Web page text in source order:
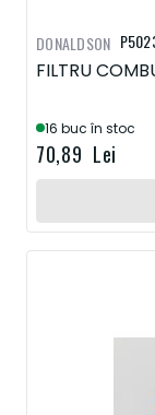
FILTRU
16 buc în stoc
70,89 Lei
DONALDSON